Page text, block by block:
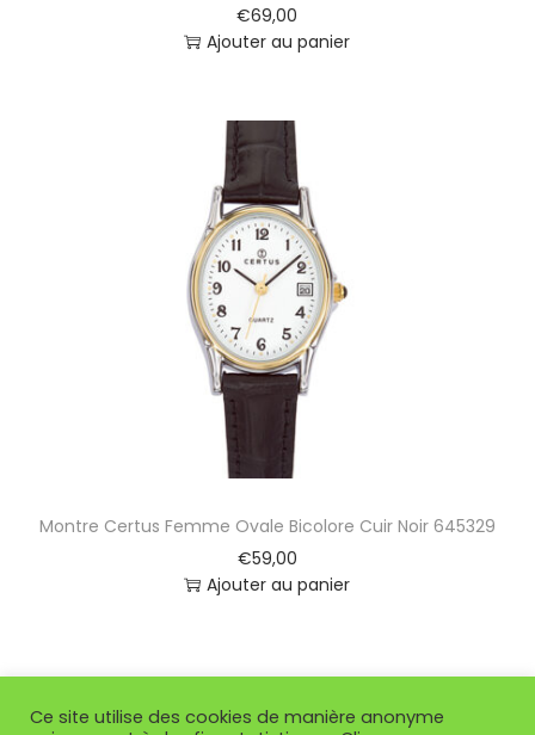
€69,00
Ajouter au panier
Montre Certus Femme Ovale Bicolore Cuir Noir 645329
€59,00
Ajouter au panier
Ce site utilise des cookies de manière anonyme